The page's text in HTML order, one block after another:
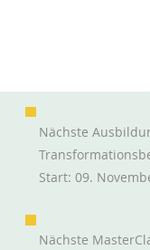
Nächste
Start: 09.
Nächste